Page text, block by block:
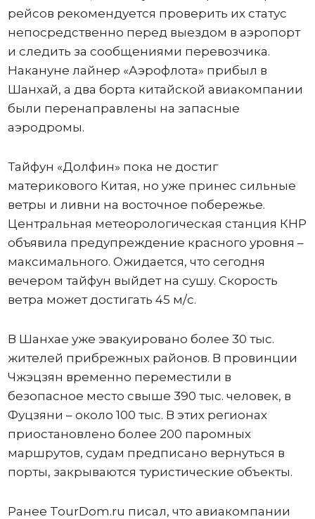
рейсов рекомендуется проверить их статус
непосредственно перед выездом в аэропорт
и следить за сообщениями перевозчика.
Накануне лайнер «Аэрофлота» прибыл в
Шанхай, а два борта китайской авиакомпании
были перенаправлены на запасные
аэродромы.
Тайфун «Долфин» пока не достиг
материкового Китая, но уже принес сильные
ветры и ливни на восточное побережье.
Центральная метеорологическая станция КНР
объявила предупреждение красного уровня –
максимального. Ожидается, что сегодня
вечером тайфун выйдет на сушу. Скорость
ветра может достигать 45 м/с.
В Шанхае уже эвакуировано более 30 тыс.
жителей прибрежных районов. В провинции
Чжэцзян временно переместили в
безопасное место свыше 390 тыс. человек, в
Фуцзяни – около 100 тыс. В этих регионах
приостановлено более 200 паромных
маршрутов, судам предписано вернуться в
порты, закрываются туристические объекты.
Ранее TourDom.ru писал, что авиакомпании